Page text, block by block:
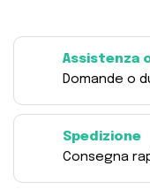
Assistenza
Domande o
Spedizione
Consegna